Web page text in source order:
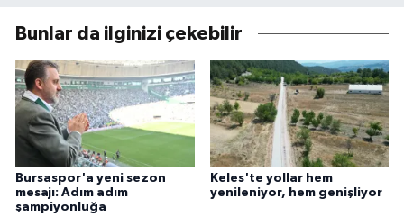
Bunlar da ilginizi çekebilir
Bursaspor'a yeni sezon
mesajı: Adım adım
şampiyonluğa
Keles'te yollar hem
yenileniyor, hem genişliyor